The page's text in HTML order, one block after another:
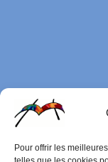
Pour offrir les